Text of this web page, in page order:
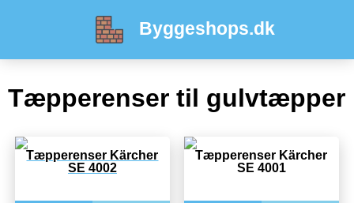
Byggeshops.dk
Tæpperenser til gulvtæpper
Tæpperenser Kärcher
SE 4002
Tæpperenser Kärcher
SE 4001